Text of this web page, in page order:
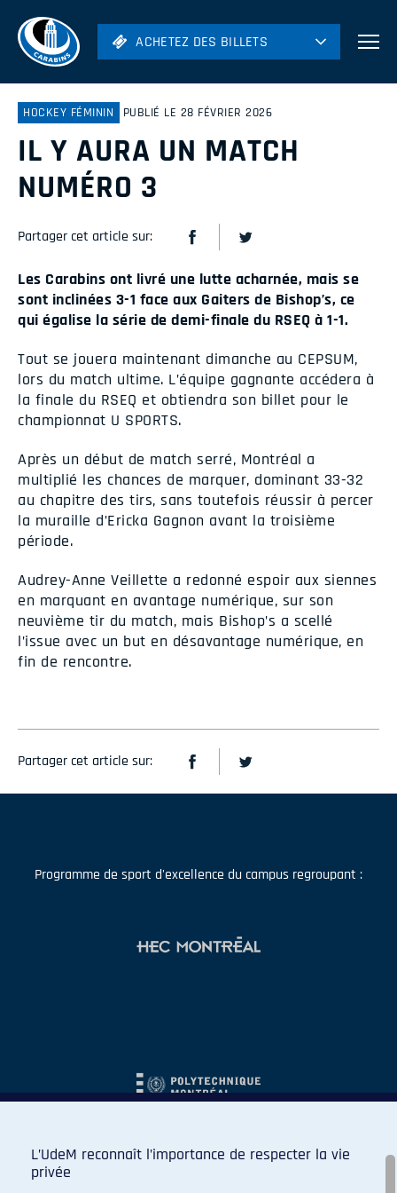
ACHETEZ DES BILLETS
Hockey
Soccer
Rugby
ACHETEZ DES BILLETS
HOCKEY FÉMININ PUBLIÉ LE 28 FÉVRIER 2026
IL Y AURA UN MATCH
NUMÉRO 3
Partager cet article sur:
Les Carabins ont livré une lutte acharnée, mais se
sont inclinées 3-1 face aux Gaiters de Bishop’s, ce
qui égalise la série de demi-finale du RSEQ à 1-1.
Tout se jouera maintenant dimanche au CEPSUM,
lors du match ultime. L’équipe gagnante accédera à
la finale du RSEQ et obtiendra son billet pour le
championnat U SPORTS.
Après un début de match serré, Montréal a
multiplié les chances de marquer, dominant 33-32
au chapitre des tirs, sans toutefois réussir à percer
la muraille d’Ericka Gagnon avant la troisième
période.
Audrey-Anne Veillette a redonné espoir aux siennes
en marquant en avantage numérique, sur son
neuvième tir du match, mais Bishop’s a scellé
l’issue avec un but en désavantage numérique, en
fin de rencontre.
Partager cet article sur:
Programme de sport d'excellence du campus regroupant :
L’UdeM reconnaît l’importance de respecter la vie
privée